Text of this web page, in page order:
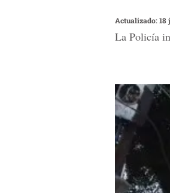
Actualizado: 18
La Policía